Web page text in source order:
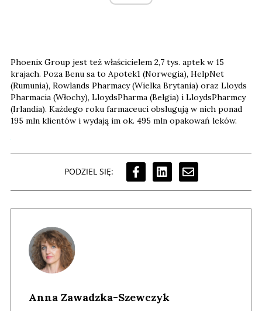
Phoenix Group jest też właścicielem 2,7 tys. aptek w 15
krajach. Poza Benu sa to Apotek1 (Norwegia), HelpNet
(Rumunia), Rowlands Pharmacy (Wielka Brytania) oraz Lloyds
Pharmacia (Włochy), LloydsPharma (Belgia) i LloydsPharmcy
(Irlandia). Każdego roku farmaceuci obslugują w nich ponad
195 mln klientów i wydają im ok. 495 mln opakowań leków.
PODZIEL SIĘ:
Anna Zawadzka-Szewczyk